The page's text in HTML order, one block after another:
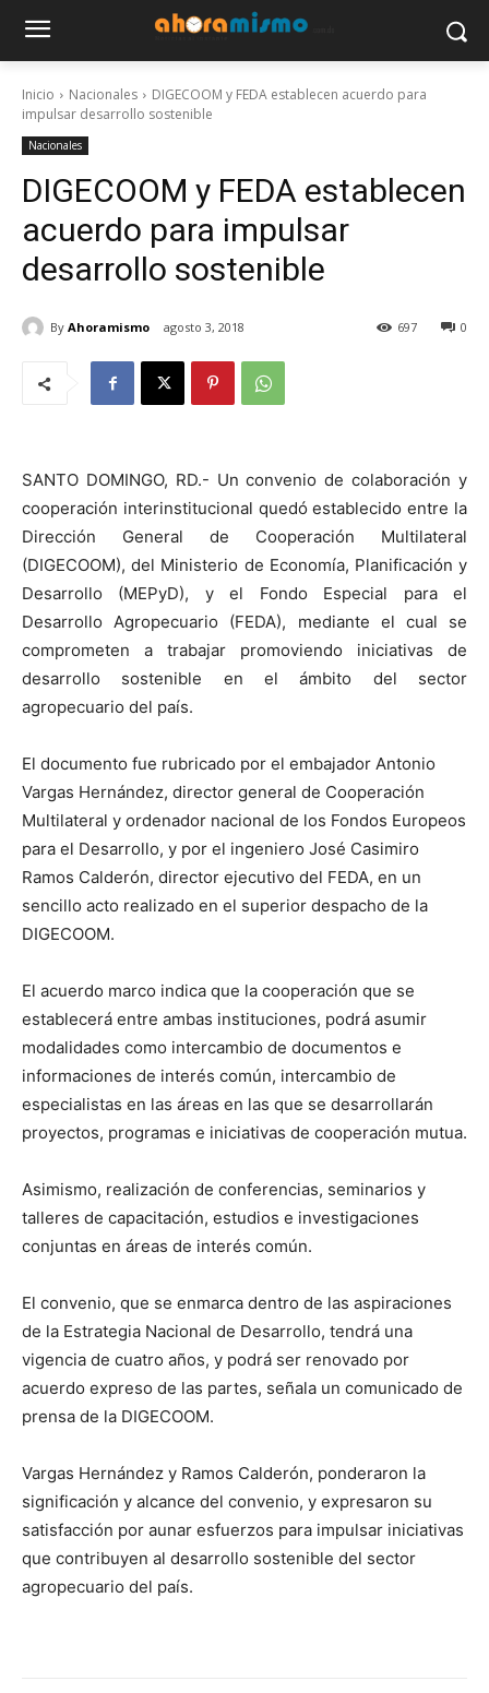
Inicio Nacionales
DIGECOOM y FEDA establecen acuerdo para
impulsar desarrollo sostenible
Nacionales
DIGECOOM y FEDA establecen
acuerdo para impulsar
desarrollo sostenible
By Ahoramismo agosto 3, 2018 0
697
SANTO DOMINGO, RD.- Un convenio de colaboración y
cooperación interinstitucional quedó establecido entre la
Dirección General de Cooperación Multilateral
(DIGECOOM), del Ministerio de Economía, Planificación y
Desarrollo (MEPyD), y el Fondo Especial para el
Desarrollo Agropecuario (FEDA), mediante el cual se
comprometen a trabajar promoviendo iniciativas de
desarrollo sostenible en el ámbito del sector
agropecuario del país.
El documento fue rubricado por el embajador Antonio
Vargas Hernández, director general de Cooperación
Multilateral y ordenador nacional de los Fondos Europeos
para el Desarrollo, y por el ingeniero José Casimiro
Ramos Calderón, director ejecutivo del FEDA, en un
sencillo acto realizado en el superior despacho de la
DIGECOOM.
El acuerdo marco indica que la cooperación que se
establecerá entre ambas instituciones, podrá asumir
modalidades como intercambio de documentos e
informaciones de interés común, intercambio de
especialistas en las áreas en las que se desarrollarán
proyectos, programas e iniciativas de cooperación mutua.
Asimismo, realización de conferencias, seminarios y
talleres de capacitación, estudios e investigaciones
conjuntas en áreas de interés común.
El convenio, que se enmarca dentro de las aspiraciones
de la Estrategia Nacional de Desarrollo, tendrá una
vigencia de cuatro años, y podrá ser renovado por
acuerdo expreso de las partes, señala un comunicado de
prensa de la DIGECOOM.
Vargas Hernández y Ramos Calderón, ponderaron la
significación y alcance del convenio, y expresaron su
satisfacción por aunar esfuerzos para impulsar iniciativas
que contribuyen al desarrollo sostenible del sector
agropecuario del país.